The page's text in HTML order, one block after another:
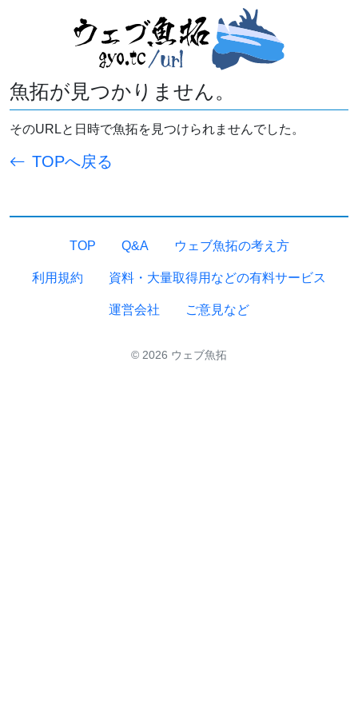
魚拓が見つかりません。
そのURLと日時で魚拓を見つけられませんでした。
TOPへ戻る
TOP Q&A ウェブ魚拓の考え方
利用規約 資料・大量取得用などの有料サービス
運営会社 ご意見など
© 2026 ウェブ魚拓